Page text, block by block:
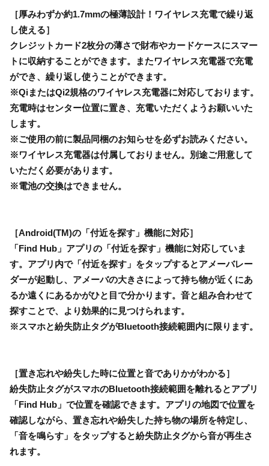
［厚みわずか約1.7mmの極薄設計！ワイヤレス充電で繰り返
し使える］
クレジットカード2枚分の薄さで財布やカードケースにスマー
トに収納することができます。またワイヤレス充電器で充電
ができ、繰り返し使うことができます。
※QiまたはQi2規格のワイヤレス充電器に対応しております。
充電時はセンター位置に置き、充電いただくようお願いいた
します。
※ご使用の前に製品同梱のお知らせを必ずお読みください。
※ワイヤレス充電器は付属しておりません。別途ご用意して
いただく必要があります。
※電池の交換はできません。
［Android(TM)の「付近を探す」機能に対応］
「Find Hub」アプリの「付近を探す」機能に対応していま
す。アプリ内で「付近を探す」をタップするとアメーバレー
ダーが起動し、アメーバの大きさによって持ち物が近くにあ
るか遠くにあるかがひと目で分かります。音と組み合わせて
探すことで、より効果的に見つけられます。
※スマホと紛失防止タグがBluetooth接続範囲内に限ります。
［置き忘れや紛失した時に位置と音でありかがわかる］
紛失防止タグがスマホのBluetooth接続範囲を離れるとアプリ
「Find Hub」で位置を確認できます。アプリの地図で位置を
確認しながら、置き忘れや紛失した持ち物の場所を特定し、
「音を鳴らす」をタップすると紛失防止タグから音が再生さ
れます。